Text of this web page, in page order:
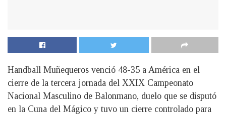
Handball Muñequeros venció 48-35 a América en el
cierre de la tercera jornada del XXIX Campeonato
Nacional Masculino de Balonmano, duelo que se disputó
en la Cuna del Mágico y tuvo un cierre controlado para